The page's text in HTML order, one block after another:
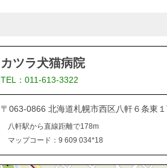
カツラ犬猫病院
TEL：011-613-3322
〒063-0866 北海道札幌市西区八軒６条東１
八軒駅から直線距離で178m
マップコード：9 609 034*18